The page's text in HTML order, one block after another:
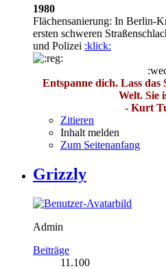
1980
Flächensanierung: In Berlin-
ersten schweren
und Polizei :klick:
Entspanne dich. Lass
Welt. Sie
- Kurt
Zitieren
Inhalt melden
Zum Seitenanfang
Grizzly
Admin
Beiträge
11.100